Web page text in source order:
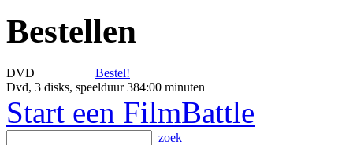
Bestellen
DVD
Bestel!
Dvd, 3 disks, speelduur 384:00 minuten
Start een FilmBattle
zoek